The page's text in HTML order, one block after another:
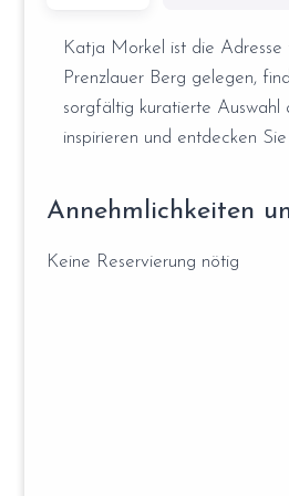
Katja Morkel ist die Adresse
Prenzlauer Berg gelegen,
sorgfältig kuratierte Auswahl
inspirieren und entdecken
Annehmlichkeiten
Keine Reservierung nötig